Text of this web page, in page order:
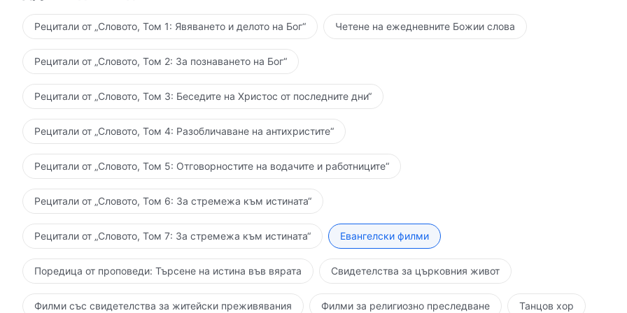
Рецитали от „Словото, Том 1: Явяването и делото на Бог“ Четене на ежедневните Божии слова
Рецитали от „Словото, Том 2: За познаването на Бог“
Рецитали от „Словото, Том 3: Беседите на Христос от последните дни“
Рецитали от „Словото, Том 4: Разобличаване на антихристите“
Рецитали от „Словото, Том 5: Отговорностите на водачите и работниците“
Рецитали от „Словото, Том 6: За стремежа към истината“
Рецитали от „Словото, Том 7: За стремежа към истината“ Евангелски филми
Поредица от проповеди: Търсене на истина във вярата Свидетелства за църковния живот
Филми със свидетелства за житейски преживявания Филми за религиозно преследване Танцов хор